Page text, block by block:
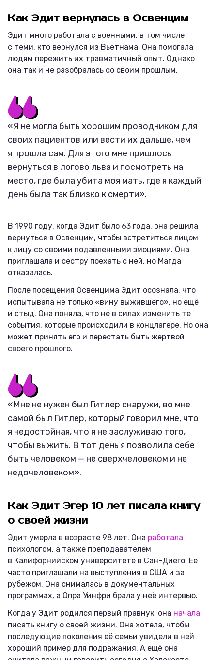
Как Эдит вернулась в Освенцим
Эдит много работала с военными, в том числе
с теми, кто вернулся из Вьетнама. Она помогала
людям пережить их травматичный опыт. Однако
она так и не разобралась со своим прошлым.
«Я не могла быть хорошим проводником для
своих пациентов или вести их дальше, чем
я прошла сам. Для этого мне пришлось
вернуться в логово льва и посмотреть на
место, где была убита моя мать, где я каждый
день была так близко к смерти».
В 1990 году, когда Эдит было 63 года, она решила
вернуться в Освенцим, чтобы встретиться лицом
к лицу со своими подавленными эмоциями. Она
приглашала и сестру поехать с ней, но Магда
отказалась.
После посещения Освенцима Эдит осознала, что
испытывала не только «вину выжившего», но ещё
и стыд. Она поняла, что не в силах изменить те
события, которые происходили в концлагере. Но она
может принять его и перестать быть жертвой
своего прошлого.
«Мне не нужен был Гитлер снаружи, во мне
самой был Гитлер, который говорил мне, что
я недостойная, что я не заслуживаю того,
чтобы выжить. В тот день я позволила себе
быть человеком — не сверхчеловеком и не
недочеловеком».
Как Эдит Эгер 10 лет писала книгу
о своей жизни
Эдит умерла в возрасте 98 лет. Она работала
психологом, а также преподавателем
в Калифорнийском университете в Сан-Диего. Её
часто приглашали на выступления в США и за
рубежом. Она снималась в документальных
программах, а Опра Уинфри брала у неё интервью.
Когда у Эдит родился первый правнук, она начала
писать книгу о своей жизни. Она хотела, чтобы
последующие поколения её семьи увидели в ней
хороший пример для подражания. А ещё она